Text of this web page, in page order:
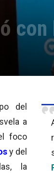
del
a
foco
y del
la